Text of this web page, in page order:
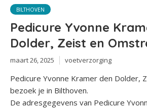
BILTHOVEN
Pedicure Yvonne
Dolder, Zeist en
maart 26, 2025 voetverzorging
Pedicure Yvonne Kramer den Dolder,
bezoek je in Bilthoven.
De adresgegevens van Pedicure